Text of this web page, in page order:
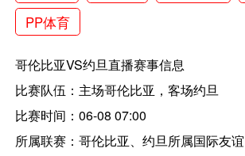
PP体育
哥伦比亚VS约旦直播赛事信息
比赛队伍：主场哥伦比亚，客场约旦
比赛时间：06-08 07:00
所属联赛：哥伦比亚、约旦所属国际友谊